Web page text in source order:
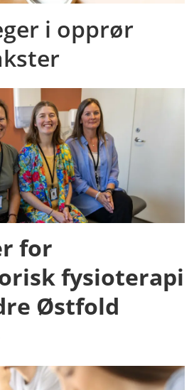
i opprør
for
fysioterapi
Østfold